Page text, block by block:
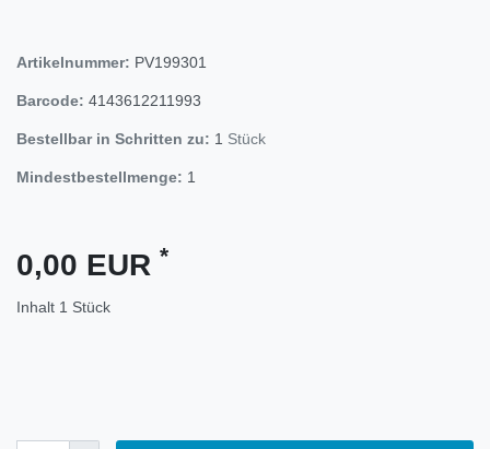
Artikelnummer: PV199301
Barcode: 4143612211993
Bestellbar in Schritten zu: 1 Stück
Mindestbestellmenge: 1
0,00 EUR *
Inhalt 1 Stück